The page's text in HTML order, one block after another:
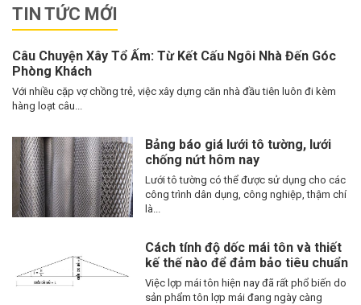
TIN TỨC MỚI
Câu Chuyện Xây Tổ Ấm: Từ Kết Cấu Ngôi Nhà Đến Góc
Phòng Khách
Với nhiều cặp vợ chồng trẻ, việc xây dựng căn nhà đầu tiên luôn đi kèm
hàng loạt câu...
Bảng báo giá lưới tô tường, lưới
chống nứt hôm nay
Lưới tô tường có thể được sử dụng cho các
công trình dân dụng, công nghiệp, thậm chí
là...
Cách tính độ dốc mái tôn và thiết
kế thế nào để đảm bảo tiêu chuẩn
Việc lợp mái tôn hiện nay đã rất phổ biến do
sản phẩm tôn lợp mái đang ngày càng